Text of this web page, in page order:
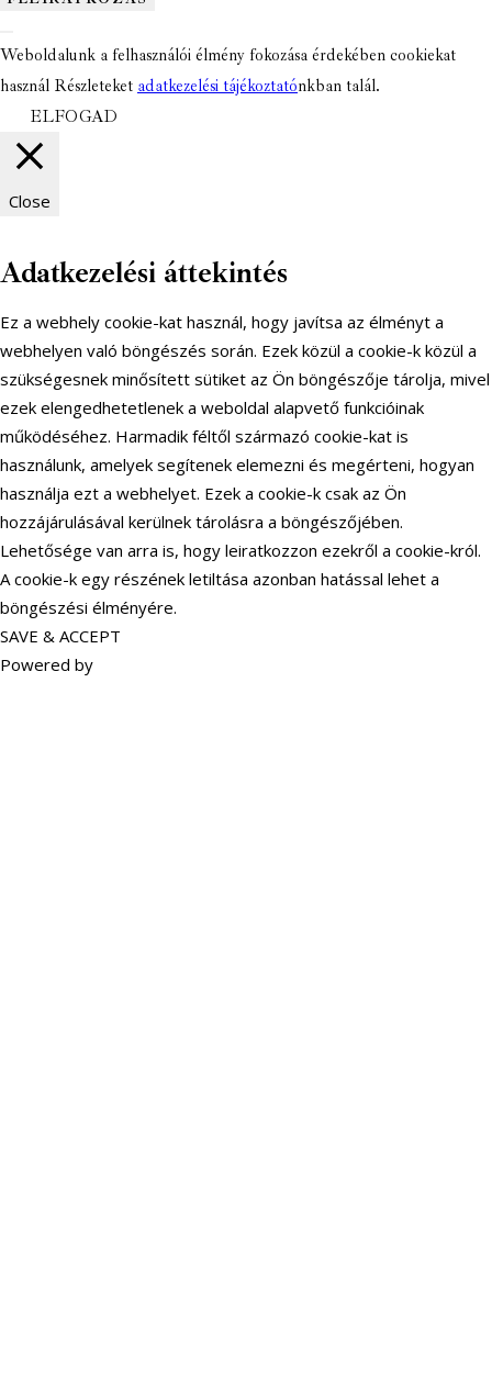
Weboldalunk a felhasználói élmény fokozása érdekében cookiekat
használ Részleteket adatkezelési tájékoztatónkban talál.
ELFOGAD
Close
Adatkezelési áttekintés
Ez a webhely cookie-kat használ, hogy javítsa az élményt a
webhelyen való böngészés során. Ezek közül a cookie-k közül a
szükségesnek minősített sütiket az Ön böngészője tárolja, mivel
ezek elengedhetetlenek a weboldal alapvető funkcióinak
működéséhez. Harmadik féltől származó cookie-kat is
használunk, amelyek segítenek elemezni és megérteni, hogyan
használja ezt a webhelyet. Ezek a cookie-k csak az Ön
hozzájárulásával kerülnek tárolásra a böngészőjében.
Lehetősége van arra is, hogy leiratkozzon ezekről a cookie-król.
A cookie-k egy részének letiltása azonban hatással lehet a
böngészési élményére.
SAVE & ACCEPT
Powered by